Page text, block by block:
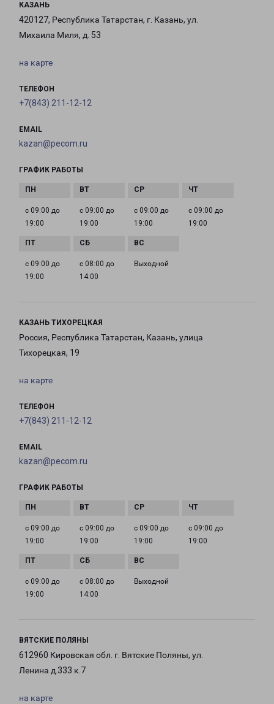
КАЗАНЬ
420127, Республика Татарстан, г. Казань, ул.
Михаила Миля, д. 53
на карте
ТЕЛЕФОН
+7(843) 211-12-12
EMAIL
kazan@pecom.ru
ГРАФИК РАБОТЫ
с 09:00 до
19:00
с 09:00 до
19:00
с 09:00 до
19:00
с 09:00 до
19:00
с 09:00 до
19:00
с 08:00 до
14:00
Выходной
КАЗАНЬ ТИХОРЕЦКАЯ
Россия, Республика Татарстан, Казань, улица
Тихорецкая, 19
на карте
ТЕЛЕФОН
+7(843) 211-12-12
EMAIL
kazan@pecom.ru
ГРАФИК РАБОТЫ
с 09:00 до
19:00
с 09:00 до
19:00
с 09:00 до
19:00
с 09:00 до
19:00
с 09:00 до
19:00
с 08:00 до
14:00
Выходной
ВЯТСКИЕ ПОЛЯНЫ
612960 Кировская обл. г. Вятские Поляны, ул.
Ленина д.333 к.7
на карте